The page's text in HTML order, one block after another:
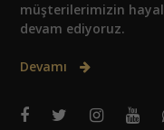
müşterilerimizin
devam ediyoruz.
Devamı